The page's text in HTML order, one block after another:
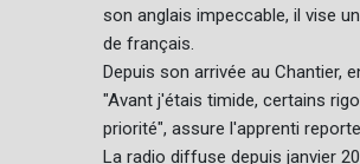
son anglais impeccable, il vise
de français.
Depuis son arrivée au Chantier,
"Avant j'étais timide, certains
priorité", assure l'apprenti
La radio diffuse depuis janvier